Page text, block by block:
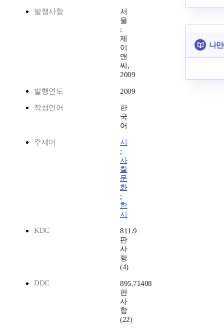
발행사항
서
울
:
제
이
앤
씨,
2009
발행연도 2009
작성언어
한
국
어
주제어
시
;
사
찰
문
화
;
한
시
KDC
811.9
판
사
항
(4)
DDC
895.71408
판
사
항
(22)
나